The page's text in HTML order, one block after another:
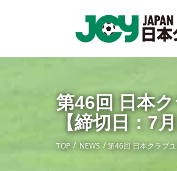
第46回 日本
【締切日：7
TOP NEWS 第46回 日本クラブ